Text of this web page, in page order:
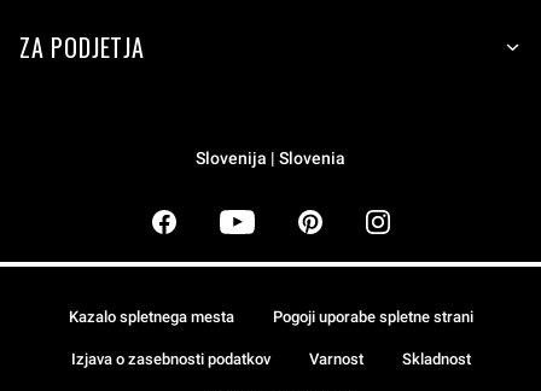
ZA PODJETJA
Slovenija | Slovenia
Kazalo spletnega mesta Pogoji uporabe spletne strani
Izjava o zasebnosti podatkov Varnost Skladnost